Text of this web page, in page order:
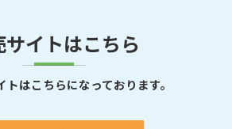
トはこちらになっております。
サイトはこちら